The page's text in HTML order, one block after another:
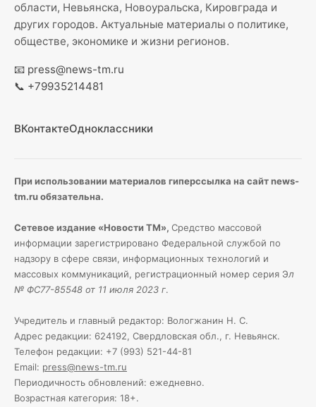
области, Невьянска, Новоуральска, Кировграда и
других городов. Актуальные материалы о политике,
обществе, экономике и жизни регионов.
📧 press@news-tm.ru
📞 +79935214481
ВКонтактеОдноклассники
При использовании материалов гиперссылка на сайт news-
tm.ru обязательна.
Сетевое издание «Новости ТМ», Средство массовой
информации зарегистрировано Федеральной службой по
надзору в сфере связи, информационных технологий и
массовых коммуникаций, регистрационный номер серия Эл
№ ФС77-85548 от 11 июля 2023 г.
Учредитель и главный редактор: Вологжанин Н. С.
Адрес редакции: 624192, Свердловская обл., г. Невьянск.
Телефон редакции: +7 (993) 521-44-81
Email: press@news-tm.ru
Периодичность обновлений: ежедневно.
Возрастная категория: 18+.